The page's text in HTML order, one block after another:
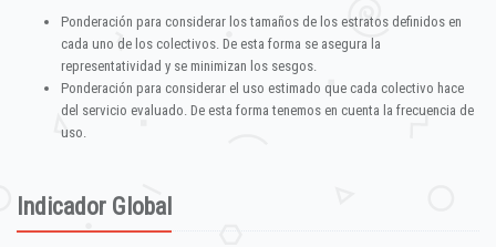
Ponderación para considerar los tamaños de los estratos definidos en
cada uno de los colectivos. De esta forma se asegura la
representatividad y se minimizan los sesgos.
Ponderación para considerar el uso estimado que cada colectivo hace
del servicio evaluado. De esta forma tenemos en cuenta la frecuencia de
uso.
Indicador Global